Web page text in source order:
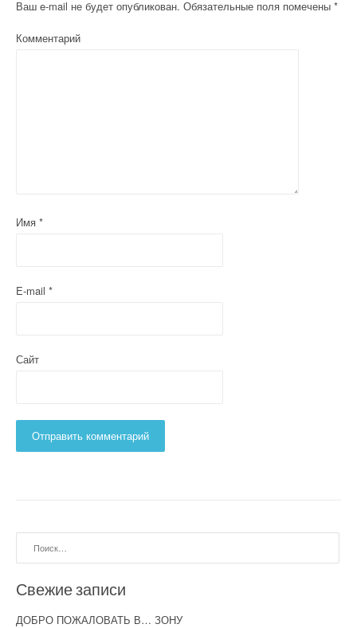
Ваш e-mail не будет опубликован. Обязательные поля помечены *
Комментарий
Имя *
E-mail *
Сайт
Свежие записи
ДОБРО ПОЖАЛОВАТЬ В… ЗОНУ